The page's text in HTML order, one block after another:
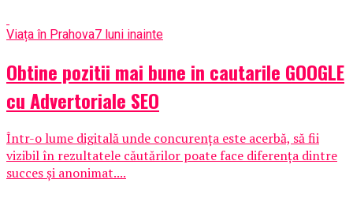
Viața în Prahova7 luni inainte
Obtine pozitii mai bune in cautarile GOOGLE
cu Advertoriale SEO
Într-o lume digitală unde concurența este acerbă, să fii
vizibil în rezultatele căutărilor poate face diferența dintre
succes și anonimat....